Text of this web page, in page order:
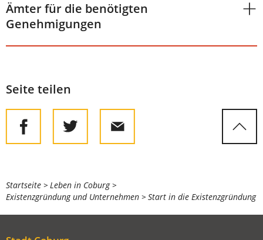
Ämter für die benötigten
Genehmigungen
Seite teilen
Sie
befinden
Startseite
Leben in Coburg
Existenzgründung und Unternehmen
Start in die Existenzgründung